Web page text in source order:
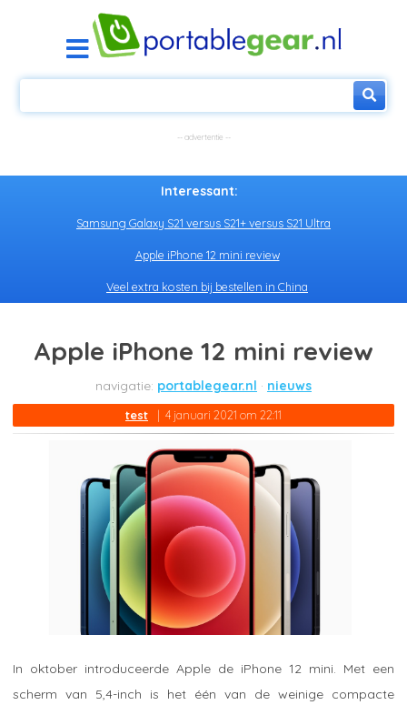
Interessant:
Samsung Galaxy S21 versus S21+ versus S21 Ultra
Apple iPhone 12 mini review
Veel extra kosten bij bestellen in China
Apple iPhone 12 mini review
portablegear.nl nieuws
test 4 januari 2021 om 22:11
In oktober introduceerde Apple de iPhone 12 mini. Met een
scherm van 5,4-inch is het één van de weinige compacte